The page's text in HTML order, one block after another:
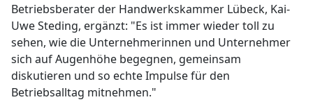
Betriebsberater der Handwerkskammer Lübeck, Kai-
Uwe Steding, ergänzt: "Es ist immer wieder toll zu
sehen, wie die Unternehmerinnen und Unternehmer
sich auf Augenhöhe begegnen, gemeinsam
diskutieren und so echte Impulse für den
Betriebsalltag mitnehmen."